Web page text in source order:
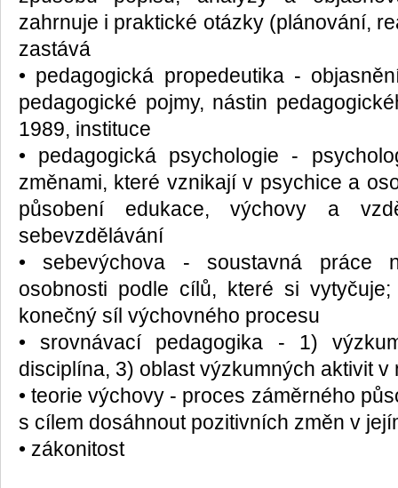
zahrnuje i praktické otázky (plánování,
zastává
• pedagogická propedeutika -
pedagogické pojmy, nástin
1989, instituce
• pedagogická psychologie -
změnami, které vznikají v psychice a
působení edukace, výchovy a
sebevzdělávání
• sebevýchova - soustavná práce
osobnosti podle cílů, které si
konečný síl výchovného procesu
• srovnávací pedagogika - 1)
disciplína, 3) oblast výzkumných aktivit
• teorie výchovy - proces záměrného
s cílem dosáhnout pozitivních změn v
• zákonitost